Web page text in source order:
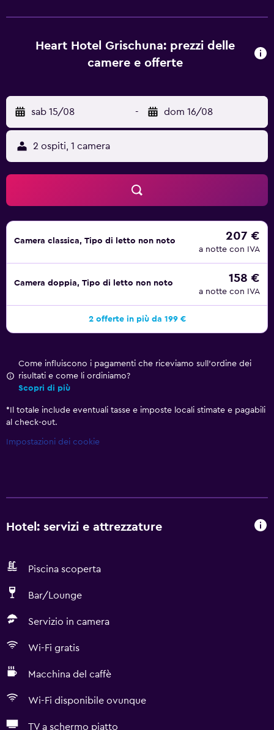
eseguite tutti i giorni. I servizi ricreativi di un hotel
includono una piscina all'aperto e una sauna. Le attività
Heart Hotel Grischuna: prezzi delle
camere e offerte
sab 15/08 - dom 16/08
2 ospiti, 1 camera
Camera classica, Tipo di letto non noto 207 €
a notte con IVA
Camera doppia, Tipo di letto non noto 158 €
a notte con IVA
2 offerte in più da 199 €
Come influiscono i pagamenti che riceviamo sull'ordine dei
risultati e come li ordiniamo?
Scopri di più
* Il totale include eventuali tasse e imposte locali stimate e pagabili
al check-out.
Impostazioni dei cookie
Hotel: servizi e attrezzature
Piscina scoperta
Bar/Lounge
Servizio in camera
Wi-Fi gratis
Macchina del caffè
Wi-Fi disponibile ovunque
TV a schermo piatto